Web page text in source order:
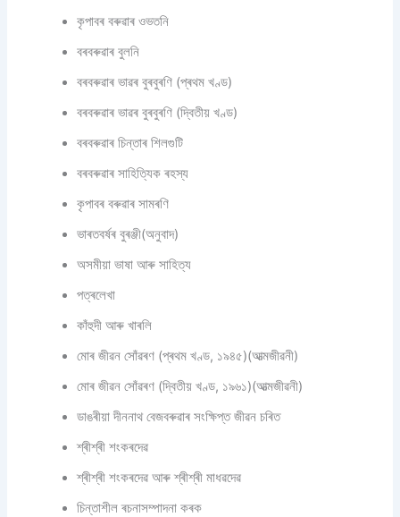
কৃপাবৰ বৰুৱাৰ ওভতনি
বৰবৰুৱাৰ বুলনি
বৰবৰুৱাৰ ভাৱৰ বুৰবুৰণি (প্ৰথম খণ্ড)
বৰবৰুৱাৰ ভাৱৰ বুৰবুৰণি (দ্বিতীয় খণ্ড)
বৰবৰুৱাৰ চিন্তাৰ শিলগুটি
বৰবৰুৱাৰ সাহিত্যিক ৰহস্য
কৃপাবৰ বৰুৱাৰ সামৰণি
ভাৰতবৰ্ষৰ বুৰঞ্জী(অনুবাদ)
অসমীয়া ভাষা আৰু সাহিত্য
পত্ৰলেখা
কাঁহুদী আৰু খাৰলি
মোৰ জীৱন সোঁৱৰণ (প্ৰথম খণ্ড, ১৯৪৫)(আত্মজীৱনী)
মোৰ জীৱন সোঁৱৰণ (দ্বিতীয় খণ্ড, ১৯৬১)(আত্মজীৱনী)
ডাঙৰীয়া দীননাথ বেজবৰুৱাৰ সংক্ষিপ্ত জীৱন চৰিত
শ্ৰীশ্ৰী শংকৰদেৱ
শ্ৰীশ্ৰী শংকৰদেৱ আৰু শ্ৰীশ্ৰী মাধৱদেৱ
চিন্তাশীল ৰচনাসম্পাদনা কৰক